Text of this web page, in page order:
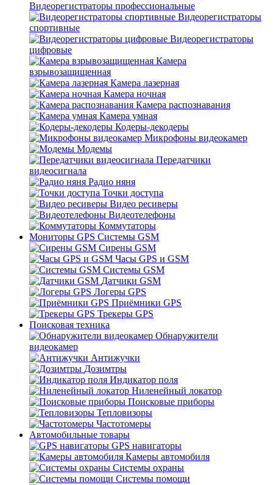
Видеорегистраторы профессиональные
Видеорегистраторы
спортивные
Видеорегистраторы
цифровые
Камера
взрывозащищенная
Камера лазерная
Камера ночная
Камера распознавания
Камера умная
Кодеры-декодеры
Микрофоны видеокамер
Модемы
Передатчики
видеосигнала
Радио няня
Точки доступа
Видео ресиверы
Видеотелефоны
Коммутаторы
Мониторы GPS Системы GSM
Сирены GSM
Часы GPS и GSM
Системы GSM
Датчики GSM
Логеры GPS
Приёмники GPS
Трекеры GPS
Поисковая техника
Обнаружители
видеокамер
Антижучки
Дозимтры
Индикатор поля
Ниленейный локатор
Поисковые приборы
Тепловизоры
Частотомеры
Автомобильные товары
GPS навигаторы
Камеры автомобиля
Системы охраны
Системы помощи